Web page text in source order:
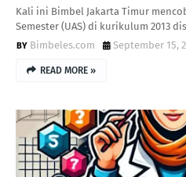
Kali ini Bimbel Jakarta Timur
Semester (UAS) di kurikulum 2013
Bimbeles.com
September 15,
READ MORE »